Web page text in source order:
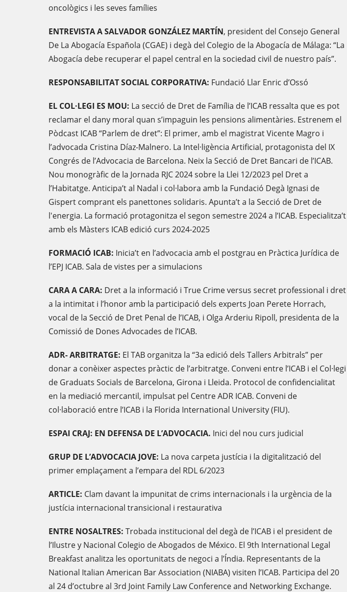
oncològics i les seves famílies
ENTREVISTA A SALVADOR GONZÁLEZ MARTÍN, president del Consejo General
De La Abogacía Española (CGAE) i degà del Colegio de la Abogacía de Málaga: “La
Abogacía debe recuperar el papel central en la sociedad civil de nuestro país”.
RESPONSABILITAT SOCIAL CORPORATIVA: Fundació Llar Enric d’Ossó
EL COL·LEGI ES MOU: La secció de Dret de Família de l’ICAB ressalta que es pot
reclamar el dany moral quan s’impaguin les pensions alimentàries. Estrenem el
Pòdcast ICAB “Parlem de dret”: El primer, amb el magistrat Vicente Magro i
l’advocada Cristina Díaz-Malnero. La Intel·ligència Artificial, protagonista del IX
Congrés de l’Advocacia de Barcelona. Neix la Secció de Dret Bancari de l’ICAB.
Nou monogràfic de la Jornada RJC 2024 sobre la Llei 12/2023 pel Dret a
l’Habitatge. Anticipa’t al Nadal i col·labora amb la Fundació Degà Ignasi de
Gispert comprant els panettones solidaris. Apunta’t a la Secció de Dret de
l'energia. La formació protagonitza el segon semestre 2024 a l’ICAB. Especialitza’t
amb els Màsters ICAB edició curs 2024-2025
FORMACIÓ ICAB: Inicia’t en l’advocacia amb el postgrau en Pràctica Jurídica de
l’EPJ ICAB. Sala de vistes per a simulacions
CARA A CARA: Dret a la informació i True Crime versus secret professional i dret
a la intimitat i l’honor amb la participació dels experts Joan Perete Horrach,
vocal de la Secció de Dret Penal de l’ICAB, i Olga Arderiu Ripoll, presidenta de la
Comissió de Dones Advocades de l’ICAB.
ADR- ARBITRATGE: El TAB organitza la “3a edició dels Tallers Arbitrals” per
donar a conèixer aspectes pràctic de l’arbitratge. Conveni entre l’ICAB i el Col·legi
de Graduats Socials de Barcelona, Girona i Lleida. Protocol de confidencialitat
en la mediació mercantil, impulsat pel Centre ADR ICAB. Conveni de
col·laboració entre l’ICAB i la Florida International University (FIU).
ESPAI CRAJ: EN DEFENSA DE L’ADVOCACIA. Inici del nou curs judicial
GRUP DE L’ADVOCACIA JOVE: La nova carpeta justícia i la digitalització del
primer emplaçament a l’empara del RDL 6/2023
ARTICLE: Clam davant la impunitat de crims internacionals i la urgència de la
justícia internacional transicional i restaurativa
ENTRE NOSALTRES: Trobada institucional del degà de l’ICAB i el president de
l’Ilustre y Nacional Colegio de Abogados de México. El 9th International Legal
Breakfast analitza les oportunitats de negoci a l’Índia. Representants de la
National Italian American Bar Association (NIABA) visiten l’ICAB. Participa del 20
al 24 d’octubre al 3rd Joint Family Law Conference and Networking Exchange.